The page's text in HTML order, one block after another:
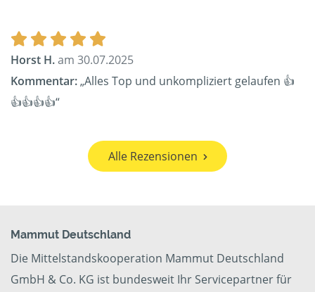
Horst H.am 30.07.2025
Kommentar:„Alles Top und unkompliziert gelaufen 👍
👍👍👍👍“
Alle Rezensionen
Mammut Deutschland
Die Mittelstandskooperation Mammut Deutschland
GmbH & Co. KG ist bundesweit Ihr Servicepartner für